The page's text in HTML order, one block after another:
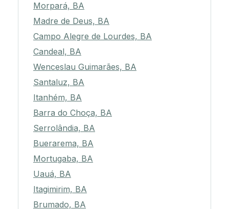
Morpará, BA
Madre de Deus, BA
Campo Alegre de Lourdes, BA
Candeal, BA
Wenceslau Guimarães, BA
Santaluz, BA
Itanhém, BA
Barra do Choça, BA
Serrolândia, BA
Buerarema, BA
Mortugaba, BA
Uauá, BA
Itagimirim, BA
Brumado, BA